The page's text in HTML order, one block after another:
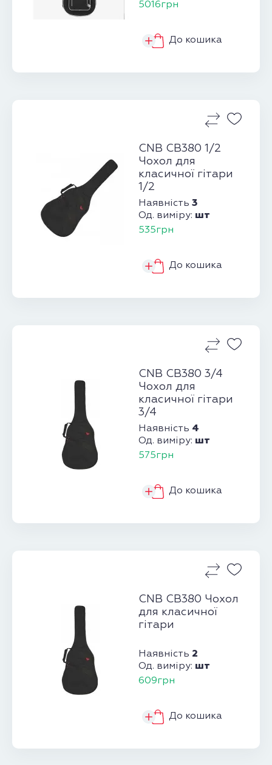
5016грн
До кошика
CNB CB380 1/2
Чохол для
класичної гітари
1/2
Наявність 3
Од. виміру: шт
535грн
До кошика
CNB CB380 3/4
Чохол для
класичної гітари
3/4
Наявність 4
Од. виміру: шт
575грн
До кошика
CNB CB380 Чохол
для класичної
гітари
Наявність 2
Од. виміру: шт
609грн
До кошика